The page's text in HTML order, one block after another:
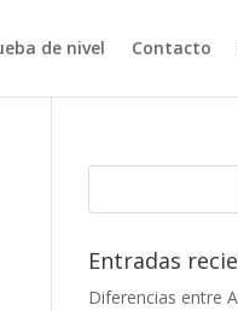
de nivel Contacto
Entradas
Diferencias entre